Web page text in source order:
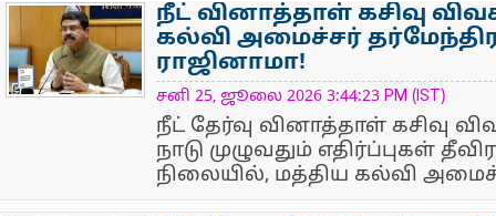
NewsIcon
நீட் வினாத்தாள் கசிவு
கல்வி அமைச்சர்
ராஜினாமா!
சனி 25, ஜூலை 2026 3:44:23 PM (IST)
நீட் தேர்வு வினாத்தாள் கசிவு
நாடு முழுவதும் எதிர்ப்புகள்
நிலையில், மத்திய கல்வி